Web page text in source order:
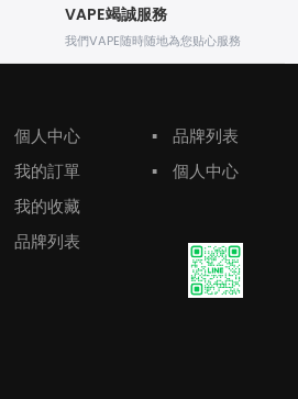
VAPE竭誠服務
我們VAPE随時随地為您贴心服務
個人中心
我的訂單
我的收藏
品牌列表
▪
品牌列表
▪
個人中心